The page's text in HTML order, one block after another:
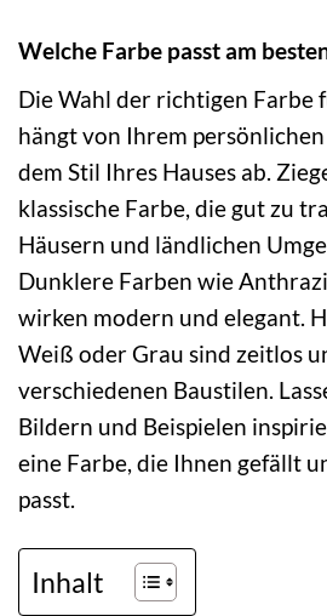
Welche Farbe passt am
Die Wahl der richtigen Farbe
hängt von Ihrem
dem Stil Ihres Hauses ab.
klassische Farbe, die gut zu
Häusern und ländlichen
Dunklere Farben wie
wirken modern und elegant.
Weiß oder Grau sind zeitlos
verschiedenen Baustilen.
Bildern und Beispielen
eine Farbe, die Ihnen gefällt
passt.
Inhalt